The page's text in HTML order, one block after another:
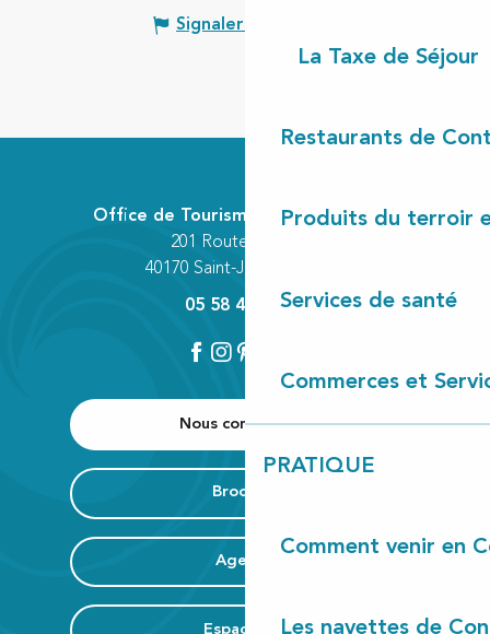
La Taxe de Séjour
Restaurants de
Produits du terroir
Services de santé
Commerces et
PRATIQUE
Comment venir en
Les navettes de
Signaler une erreur
Nous contacter
Brochure
Agenda
Espace Pro
Office de Tourisme Communautaire
201 Route des Lacs
40170 Saint-Julien-en-Born
05 58 42 89 80